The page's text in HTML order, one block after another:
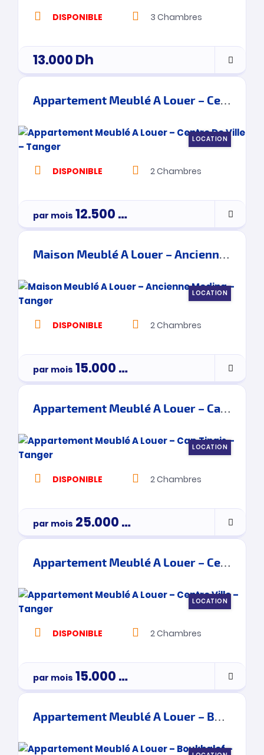
DISPONIBLE 3 Chambres
13.000Dh
Appartement Meublé A Louer – Centre De Ville – Tanger
LOCATION
DISPONIBLE 2Chambres
par mois 12.500Dh
Maison Meublé A Louer – Ancienne Medina – Tanger
LOCATION
DISPONIBLE 2Chambres
par mois 15.000Dh
Appartement Meublé A Louer – Cap Tingis – Tanger
LOCATION
DISPONIBLE 2Chambres
par mois 25.000Dh
Appartement Meublé A Louer – Centre Ville – Tanger
LOCATION
DISPONIBLE 2Chambres
par mois 15.000Dh
Appartement Meublé A Louer – Boukhalef – Tanger